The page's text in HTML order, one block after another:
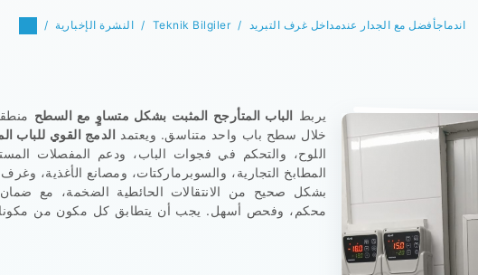
النشرة الإخبارية Teknik Bilgiler اندماجأفضل مع الجدار عندمداخل غرف التبريد
يربط الباب المتأرجح المثبت بشكل متساوٍ مع السطح
خلال سطح باب واحد متناسق. ويعتمد الدمج القوي للباب
اللوح، والتحكم في فجوات الباب، ودعم المفصلات
المطابخ التجارية، والسوبرماركتات، ومصانع الأغذية، وغرف
بشكل صحيح من الانتقالات الحائطية الضخمة، مع
محكم، وفحص أسهل. يجب أن يتطابق كل مكون من مكونات